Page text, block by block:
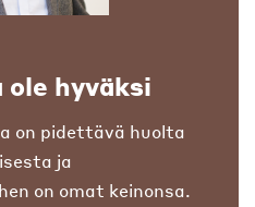
ole hyväksi
on pidettävä huolta
ja
on omat keinonsa.